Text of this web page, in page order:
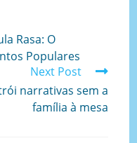
Rasa: O
Populares
Next Post
narrativas sem a
família à mesa